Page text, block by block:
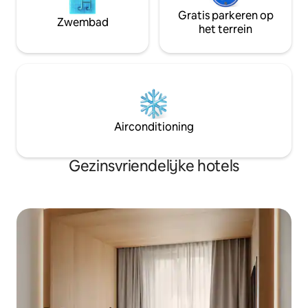
Zwembad
Gratis parkeren op
het terrein
Airconditioning
Gezinsvriendelijke hotels